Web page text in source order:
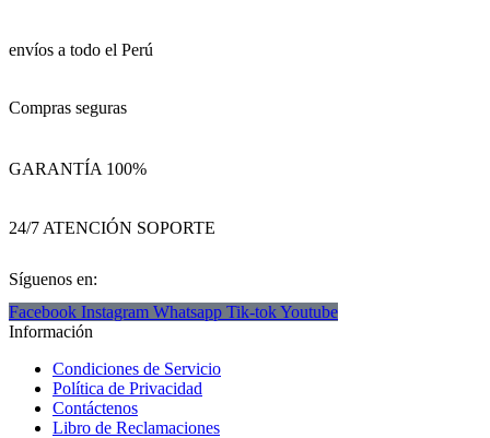
envíos a todo el Perú
Compras seguras
GARANTÍA 100%
24/7 ATENCIÓN SOPORTE
Síguenos en:
Facebook Instagram Whatsapp Tik-tokYoutube
Información
Condiciones de Servicio
Política de Privacidad
Contáctenos
Libro de Reclamaciones